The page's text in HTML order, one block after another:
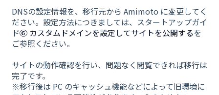
DNSの設定情報を、移行元から Amimoto に変更してく
ださい。設定方法につきましては、スタートアップガイ
ド⑥ カスタムドメインを設定してサイトを公開するを
ご参照ください。
サイトの動作確認を行い、問題なく閲覧できれば移行は
完了です。
※移行後は PC のキャッシュ機能などによって旧環境に